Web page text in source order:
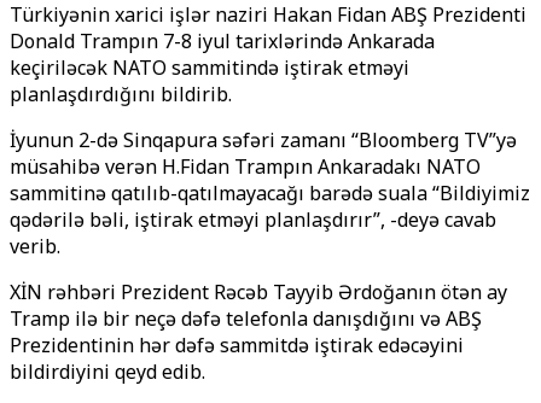
Türkiyənin xarici işlər naziri Hakan Fidan ABŞ Prezidenti
Donald Trampın 7-8 iyul tarixlərində Ankarada
keçiriləcək NATO sammitində iştirak etməyi
planlaşdırdığını bildirib.
İyunun 2-də Sinqapura səfəri zamanı “Bloomberg TV”yə
müsahibə verən H.Fidan Trampın Ankaradakı NATO
sammitinə qatılıb-qatılmayacağı barədə suala “Bildiyimiz
qədərilə bəli, iştirak etməyi planlaşdırır”, -deyə cavab
verib.
XİN rəhbəri Prezident Rəcəb Tayyib Ərdoğanın ötən ay
Tramp ilə bir neçə dəfə telefonla danışdığını və ABŞ
Prezidentinin hər dəfə sammitdə iştirak edəcəyini
bildirdiyini qeyd edib.